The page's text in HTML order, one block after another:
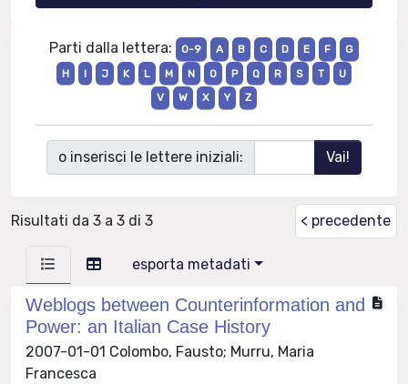
Parti dalla lettera: 0-9 A B C D E F
G
H
I J K L M N O P Q R S T
U
V
W X Y Z
o inserisci le lettere iniziali:
Risultati da 3 a 3 di 3 < precedente
esporta metadati
Weblogs between Counterinformation and
Power: an Italian Case History
2007-01-01 Colombo, Fausto; Murru, Maria
Francesca